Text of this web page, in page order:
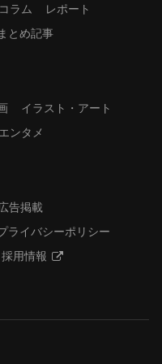
コラム
レポート
とめ記事
イラスト・アート
エンタメ
告掲載
ライバシーポリシー
採用情報